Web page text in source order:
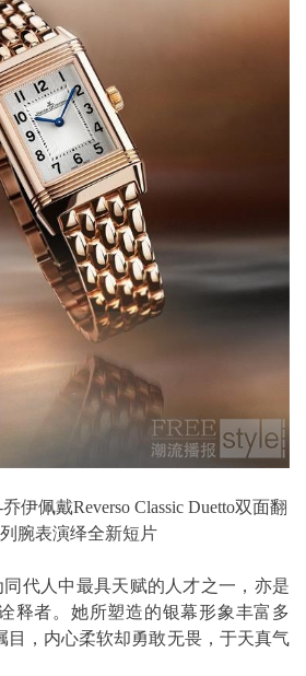
伊佩戴Reverso Classic Duetto双面翻
腕表演绎全新短片
代人中最具天赋的人才之一，亦是
释者。她所塑造的银幕形象丰富多
目，内心柔软却勇敢无畏，于天真气